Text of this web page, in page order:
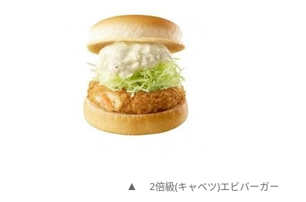
2倍級(キャベツ)エビバーガー